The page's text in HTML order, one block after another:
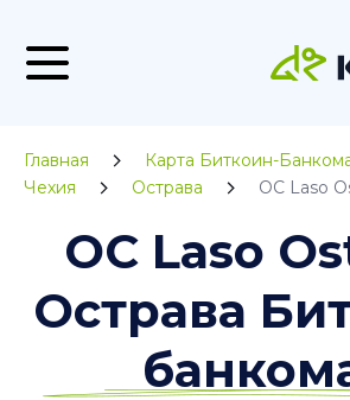
Главная
Карта Биткоин-
Чехия
Острава OC Laso
OC Laso
Острава